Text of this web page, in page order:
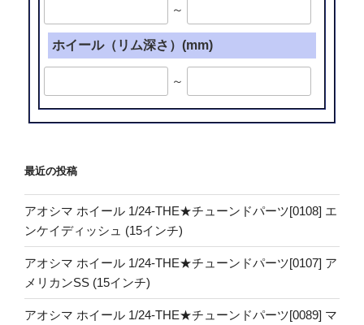
～
ホイール（リム深さ）(mm)
～
最近の投稿
アオシマ ホイール 1/24-THE★チューンドパーツ[0108] エ
ンケイディッシュ (15インチ)
アオシマ ホイール 1/24-THE★チューンドパーツ[0107] ア
メリカンSS (15インチ)
アオシマ ホイール 1/24-THE★チューンドパーツ[0089] マ